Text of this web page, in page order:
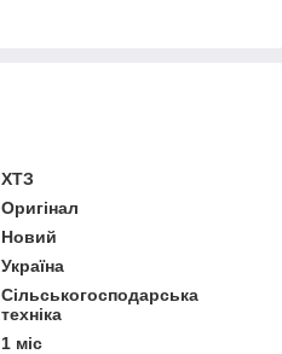
ХТЗ
Оригінал
Новий
Україна
Сільськогосподарська
техніка
1 міс